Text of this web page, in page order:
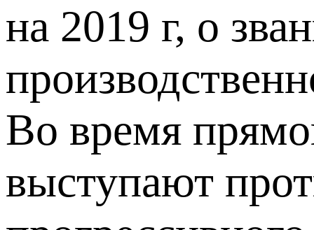
на 2019 г, о
Во время
выступают